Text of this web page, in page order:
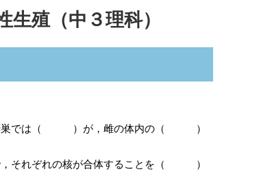
殖（中３理科）
の精巣では（ ）が，雌の体内の（ ）
それぞれの核が合体することを（ ）